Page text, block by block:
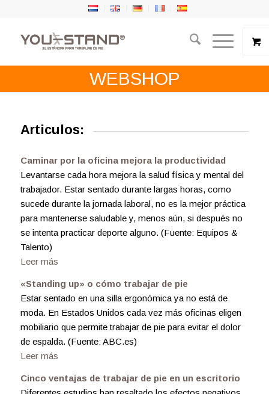
WEBSHOP
Articulos:
Caminar por la oficina mejora la productividad
Levantarse cada hora mejora la salud física y mental del
trabajador. Estar sentado durante largas horas, como
sucede durante la jornada laboral, no es la mejor práctica
para mantenerse saludable y, menos aún, si después no
se intenta practicar deporte alguno. (Fuente: Equipos &
Talento)
Leer más
«Standing up» o cómo trabajar de pie
Estar sentado en una silla ergonómica ya no está de
moda. En Estados Unidos cada vez más oficinas eligen
mobiliario que permite trabajar de pie para evitar el dolor
de espalda. (Fuente: ABC.es)
Leer más
Cinco ventajas de trabajar de pie en un escritorio